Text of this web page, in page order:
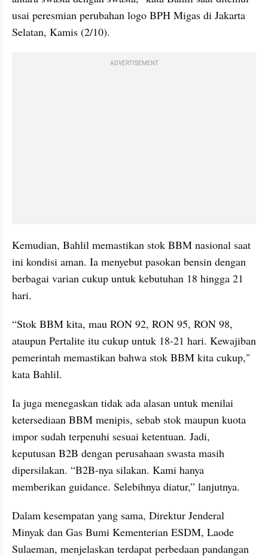
usai peresmian perubahan logo BPH Migas di Jakarta
Selatan, Kamis (2/10).
ADVERTISEMENT
Kemudian, Bahlil memastikan stok BBM nasional saat
ini kondisi aman. Ia menyebut pasokan bensin dengan
berbagai varian cukup untuk kebutuhan 18 hingga 21
hari.
“Stok BBM kita, mau RON 92, RON 95, RON 98,
ataupun Pertalite itu cukup untuk 18-21 hari. Kewajiban
pemerintah memastikan bahwa stok BBM kita cukup,"
kata Bahlil.
Ia juga menegaskan tidak ada alasan untuk menilai
ketersediaan BBM menipis, sebab stok maupun kuota
impor sudah terpenuhi sesuai ketentuan. Jadi,
keputusan B2B dengan perusahaan swasta masih
dipersilakan. “B2B-nya silakan. Kami hanya
memberikan guidance. Selebihnya diatur,” lanjutnya.
Dalam kesempatan yang sama, Direktur Jenderal
Minyak dan Gas Bumi Kementerian ESDM, Laode
Sulaeman, menjelaskan terdapat perbedaan pandangan